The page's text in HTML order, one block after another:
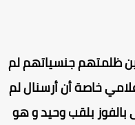
ظلمتهم جنسياتهم لم
خاصة أن أرسنال لم
بلقب وحيد و هو